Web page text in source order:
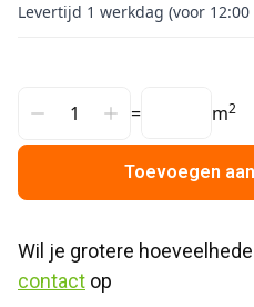
Levertijd 1 werkdag (voor
= m2
Toevoegen
contact op